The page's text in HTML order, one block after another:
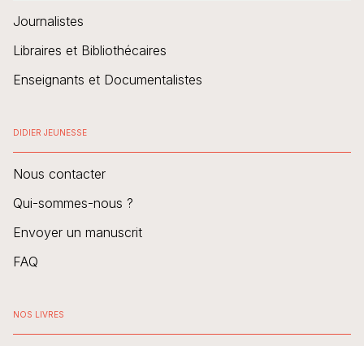
Journalistes
Libraires et Bibliothécaires
Enseignants et Documentalistes
DIDIER JEUNESSE
Nous contacter
Qui-sommes-nous ?
Envoyer un manuscrit
FAQ
NOS LIVRES